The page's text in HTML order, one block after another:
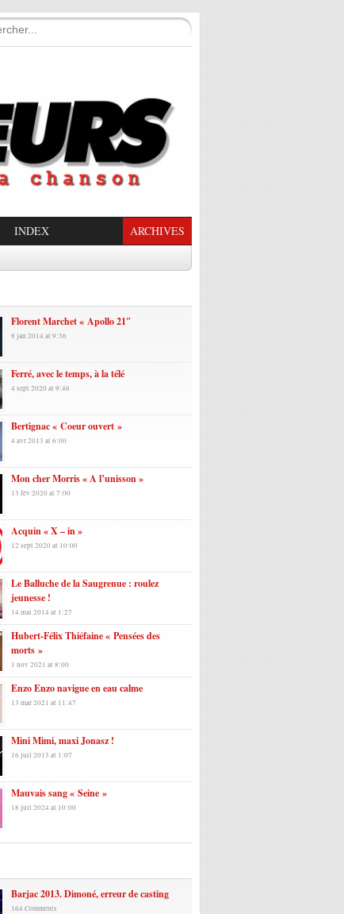
INDEX ARCHIVES
Florent Marchet « Apollo 21″
8 jan 2014 at 9:36
Ferré, avec le temps, à la télé
4 sept 2020 at 9:46
Bertignac « Coeur ouvert »
4 avr 2013 at 6:00
Mon cher Morris « A l’unisson »
13 fév 2020 at 7:00
Acquin « X – in »
12 sept 2020 at 10:00
Le Balluche de la Saugrenue : roulez
jeunesse !
14 mai 2014 at 1:27
Hubert-Félix Thiéfaine « Pensées des
morts »
1 nov 2021 at 8:00
Enzo Enzo navigue en eau calme
13 mar 2021 at 11:47
Mini Mimi, maxi Jonasz !
16 juil 2013 at 1:07
Mauvais sang « Seine »
18 juil 2024 at 10:00
Barjac 2013. Dimoné, erreur de casting
164 Comments